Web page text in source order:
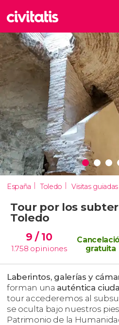
España Toledo
Tour por los
Toledo
9/ 10
1.758 opiniones
gratuita
Laberintos, galerías y
forman una auténtica
tour accederemos al
se oculta bajo nuestros
Patrimonio de la